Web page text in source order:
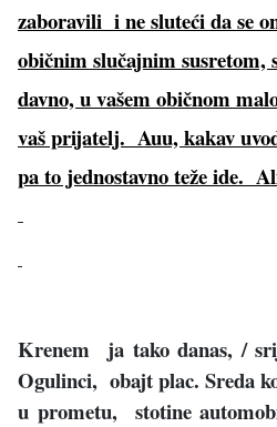
zaboravili i ne sluteći da se
običnim slučajnim susretom,
davno, u vašem običnom
vaš prijatelj. Auu, kakav
pa to jednostavno teže ide.
Krenem ja tako danas, /
Ogulinci, obajt plac. Sreda
u prometu, stotine